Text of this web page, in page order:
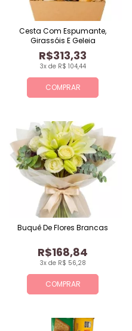
COMPRAR
3x de R$ 104,44
R$313,33
Cesta Com Espumante,
Girassóis E Geleia
COMPRAR
3x de R$ 56,28
R$168,84
Buquê De Flores Brancas